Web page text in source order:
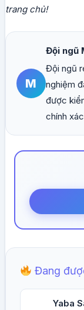
trang chủ!
M
Đội ngũ
Đội ngũ
nghiệm
được
chính
Đang
Yaba